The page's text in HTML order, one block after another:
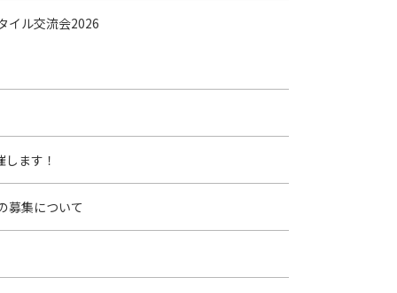
イル交流会2026
ます！
募集について